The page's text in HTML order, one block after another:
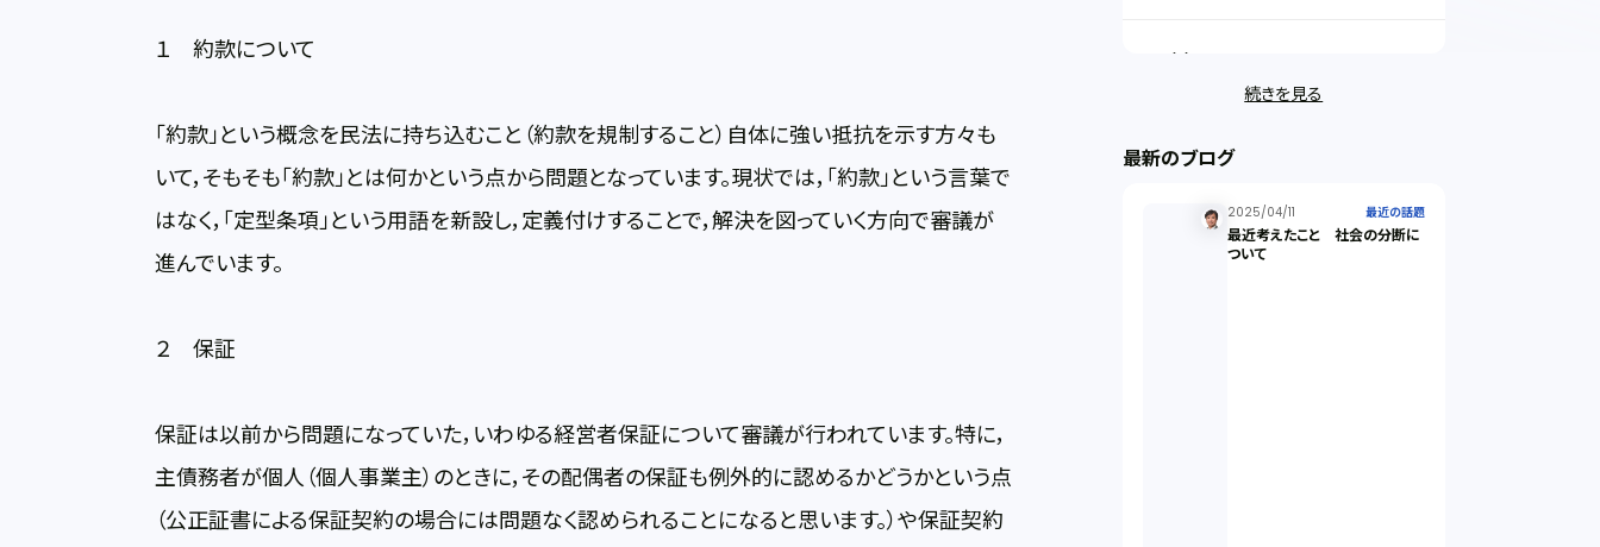
１ 約款について
「約款」という概念を民法に持ち込むこと（約款を規制すること）自体に強い抵抗を示す方々も
いて，そもそも「約款」とは何かという点から問題となっています。現状では，「約款」という言葉で
はなく，「定型条項」という用語を新設し，定義付けすることで，解決を図っていく方向で審議が
進んでいます。
２ 保証
保証は以前から問題になっていた，いわゆる経営者保証について審議が行われています。特に，
主債務者が個人（個人事業主）のときに，その配偶者の保証も例外的に認めるかどうかという点
（公正証書による保証契約の場合には問題なく認められることになると思います。）や保証契約
VC（2）
最近の話題（122）
続きを見る
最新のブログ
2025/04/11 最近の話題
最近考えたこと 社会の分断に
ついて